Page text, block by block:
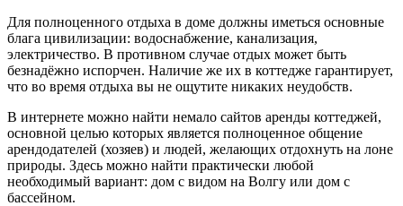
Для полноценного отдыха в доме должны иметься основные
блага цивилизации: водоснабжение, канализация,
электричество. В противном случае отдых может быть
безнадёжно испорчен. Наличие же их в коттедже гарантирует,
что во время отдыха вы не ощутите никаких неудобств.
В интернете можно найти немало сайтов аренды коттеджей,
основной целью которых является полноценное общение
арендодателей (хозяев) и людей, желающих отдохнуть на лоне
природы. Здесь можно найти практически любой
необходимый вариант: дом с видом на Волгу или дом с
бассейном.